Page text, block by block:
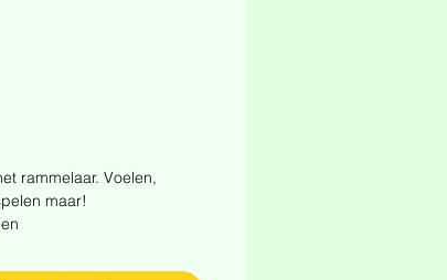
rammelaar. Voelen,
maar!